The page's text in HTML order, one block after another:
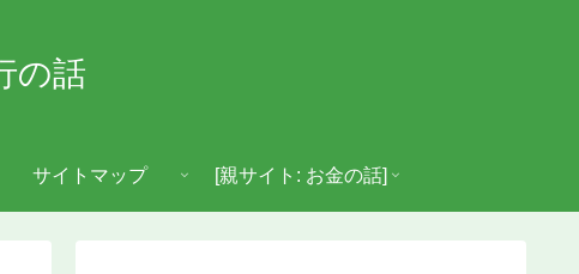
の話
サイトマップ [親サイト: お金の話]